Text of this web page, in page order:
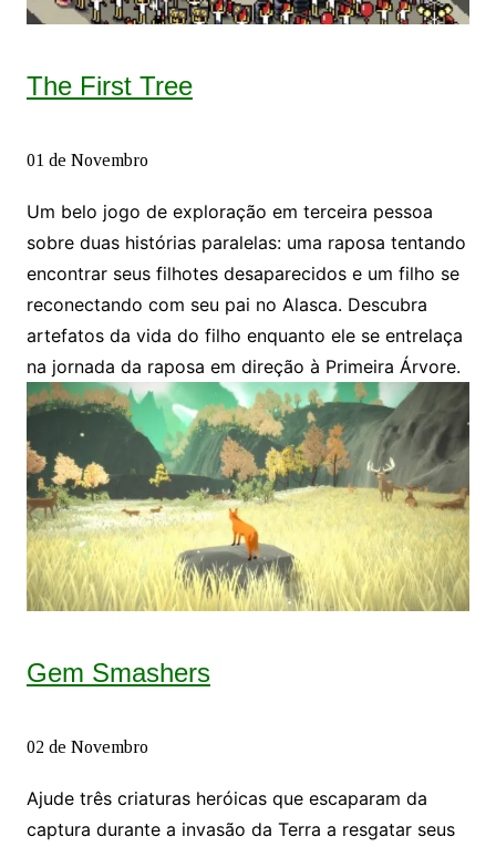
The First Tree
01 de Novembro
Um belo jogo de exploração em terceira pessoa
sobre duas histórias paralelas: uma raposa tentando
encontrar seus filhotes desaparecidos e um filho se
reconectando com seu pai no Alasca. Descubra
artefatos da vida do filho enquanto ele se entrelaça
na jornada da raposa em direção à Primeira Árvore.
Gem Smashers
02 de Novembro
Ajude três criaturas heróicas que escaparam da
captura durante a invasão da Terra a resgatar seus